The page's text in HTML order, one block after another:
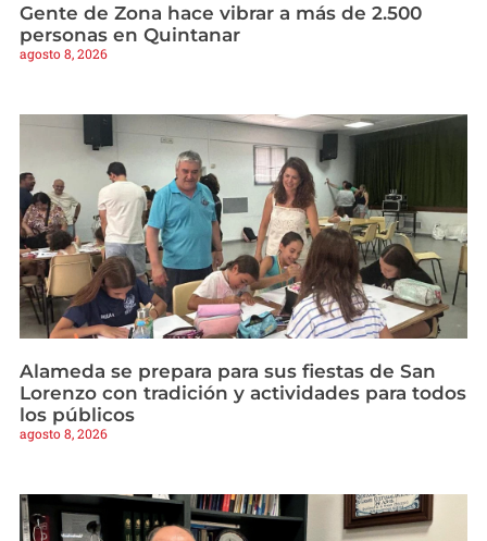
Gente de Zona hace vibrar a más de 2.500
personas en Quintanar
agosto 8, 2026
Alameda se prepara para sus fiestas de San
Lorenzo con tradición y actividades para todos
los públicos
agosto 8, 2026